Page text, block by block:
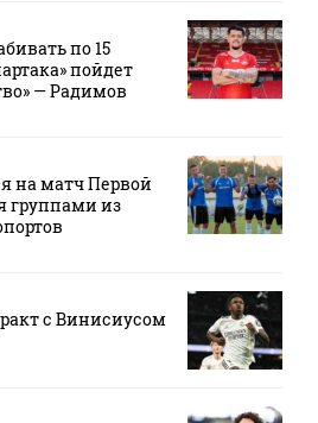
по 15
пойдет
— Радимов
на матч Первой
группами из
с Винисиусом